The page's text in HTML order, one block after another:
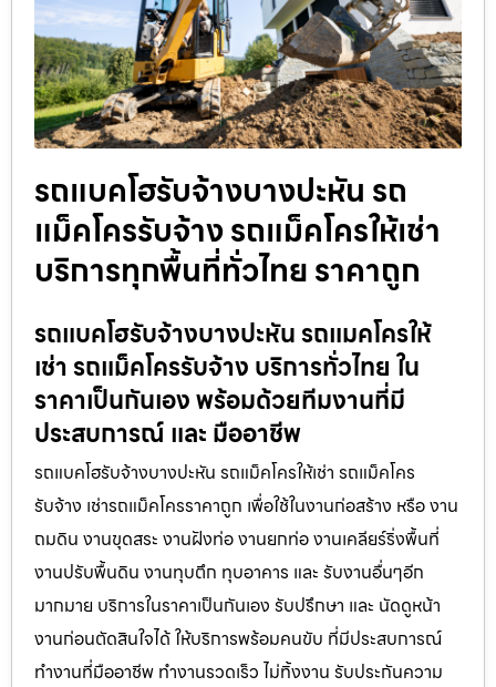
รถแบคโฮรับจ้างบางปะหัน รถ
แม็คโครรับจ้าง รถแม็คโครให้เช่า
บริการทุกพื้นที่ทั่วไทย ราคาถูก
รถแบคโฮรับจ้างบางปะหัน รถแมคโครให้
เช่า รถแม็คโครรับจ้าง บริการทั่วไทย ใน
ราคาเป็นกันเอง พร้อมด้วยทีมงานที่มี
ประสบการณ์ และ มืออาชีพ
รถแบคโฮรับจ้างบางปะหัน รถแม็คโครให้เช่า รถแม็คโคร
รับจ้าง เช่ารถแม็คโครราคาถูก เพื่อใช้ในงานก่อสร้าง หรือ งาน
ถมดิน งานขุดสระ งานฝังท่อ งานยกท่อ งานเคลียร์ริ่งพื้นที่
งานปรับพื้นดิน งานทุบตึก ทุบอาคาร และ รับงานอื่นๆอีก
มากมาย บริการในราคาเป็นกันเอง รับปรึกษา และ นัดดูหน้า
งานก่อนตัดสินใจได้ ให้บริการพร้อมคนขับ ที่มีประสบการณ์
ทำงานที่มืออาชีพ ทำงานรวดเร็ว ไม่ทิ้งงาน รับประกันความ